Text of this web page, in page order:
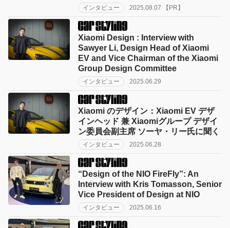
インタビュー 2025.08.07 【PR】
Xiaomi Design : Interview with
Sawyer Li, Design Head of Xiaomi
EV and Vice Chairman of the Xiaomi
Group Design Committee
インタビュー 2025.06.29
Xiaomi のデザイン：Xiaomi EV デザ
インヘッド 兼 Xiaomiグループ デザイ
ン委員会副主席 ソーヤ・リー氏に聞く
インタビュー 2025.06.28
“Design of the NIO FireFly”: An
Interview with Kris Tomasson, Senior
Vice President of Design at NIO
インタビュー 2025.06.16